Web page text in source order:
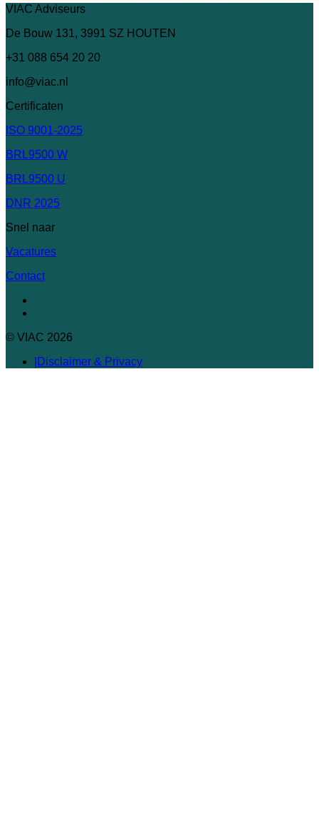
VIAC Adviseurs
De Bouw 131, 3991 SZ HOUTEN
+31 088 654 20 20
info@viac.nl
Certificaten
ISO 9001-2025
BRL9500 W
BRL9500 U
DNR 2025
Snel naar
Vacatures
Contact
© VIAC 2026
Disclaimer & Privacy